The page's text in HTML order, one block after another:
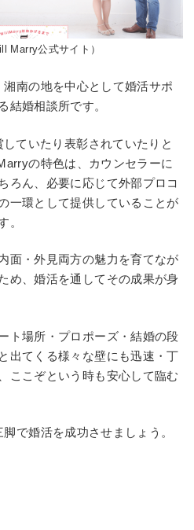
Marry公式サイト）
南の地を中心として婚活サポ
結婚相談所です。
ていたり表彰されていたりと
の特色は、カウンセラーに
ろん、必要に応じて外部プロコ
一環として提供していることが
。
面・外見両方の魅力を育てなが
め、婚活を通してその成果が身
ト場所・プロポーズ・結婚の段
出てくる様々な壁にも迅速・丁
ここぞという時も安心して臨む
で婚活を成功させましょう。